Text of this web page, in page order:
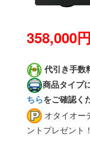
358,000円
代引き手数
商品タイプ
ちらをご確認く
オタイオー
ントプレゼント！